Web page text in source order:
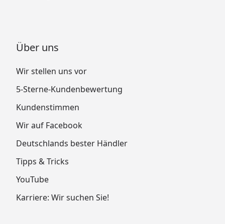
Über uns
Wir stellen uns vor
5-Sterne-Kundenbewertung
Kundenstimmen
Wir auf Facebook
Deutschlands bester Händler
Tipps & Tricks
YouTube
Karriere: Wir suchen Sie!